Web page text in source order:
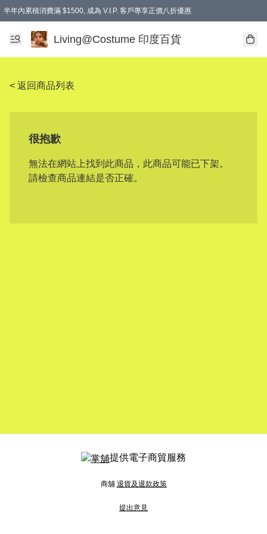
半年內累積消費滿 $1500, 成為 V.I.P. 客戶專享正價八折優惠
滿$600免本地運費
Living@Costume 印度百貨
< 返回商品列表
很抱歉
無法在網站上找到此商品，此商品可能已下架。
請檢查商品連結是否正確。
提供電子商貿服務
商舖 退貨及退款政策
提出意見